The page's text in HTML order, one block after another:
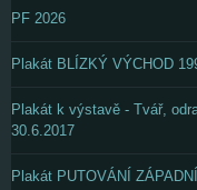
PF 2026
Plakát BLÍZKÝ VÝCHOD
Plakát k výstavě - Tvář,
30.6.2017
Plakát PUTOVÁNÍ